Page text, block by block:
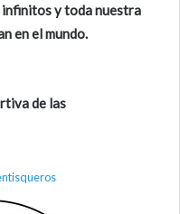
infinitos y toda nuestra
en el mundo.
de las